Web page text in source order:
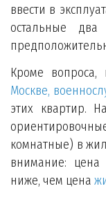
ввести в
остальные
Кроме
Москве,
этих квартир.
комнатные) в
внимание: цена
ниже, чем цена